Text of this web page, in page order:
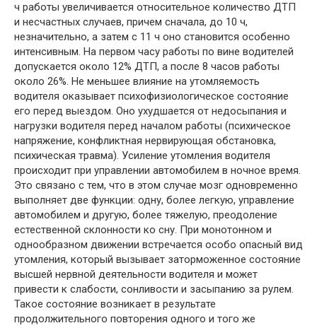
ч работы увеличивается относительное количество ДТП
и несчастных случаев, причем сначала, до 10 ч,
незначительно, а затем с 11 ч оно становится особенно
интенсивным. На первом часу работы по вине водителей
допускается около 12% ДТП, а после 8 часов работы
около 26%. Не меньшее влияние на утомляемость
водителя оказывает психофизиологическое состояние
его перед выездом. Оно ухудшается от недосыпания и
нагрузки водителя перед началом работы (психическое
напряжение, конфликтная нервирующая обстановка,
психическая травма). Усиление утомления водителя
происходит при управлении автомобилем в ночное время.
Это связано с тем, что в этом случае мозг одновременно
выполняет две функции: одну, более легкую, управление
автомобилем и другую, более тяжелую, преодоление
естественной склонности ко сну. При монотонном и
однообразном движении встречается особо опасный вид
утомления, который вызывает заторможенное состояние
высшей нервной деятельности водителя и может
привести к слабости, сонливости и засыпанию за рулем.
Такое состояние возникает в результате
продолжительного повторения одного и того же